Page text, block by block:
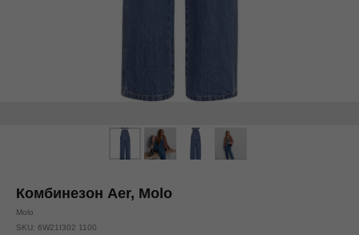
Комбинезон Aer, Molo
Molo
SKU: 6W21I302 1100